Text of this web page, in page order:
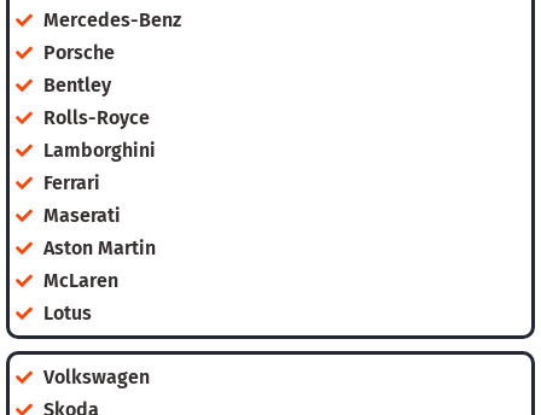
Mercedes-Benz
Porsche
Bentley
Rolls-Royce
Lamborghini
Ferrari
Maserati
Aston Martin
McLaren
Lotus
Volkswagen
Skoda